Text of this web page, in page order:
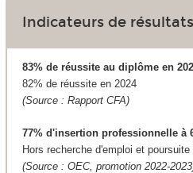
Indicateurs de résultats
83% de réussite au diplôme en
82% de réussite en 2024
(Source : Rapport CFA)
77% d'insertion professionnelle à
Hors recherche d'emploi et poursuite
(Source : OEC, promotion 2022-